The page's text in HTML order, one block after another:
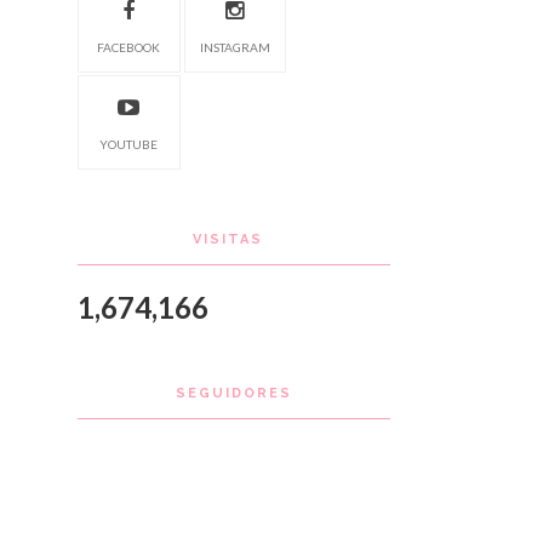
FACEBOOK INSTAGRAM
YOUTUBE
VISITAS
1,674,166
SEGUIDORES